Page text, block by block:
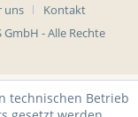
uns
Kontakt
- Alle Rechte
technischen Betrieb